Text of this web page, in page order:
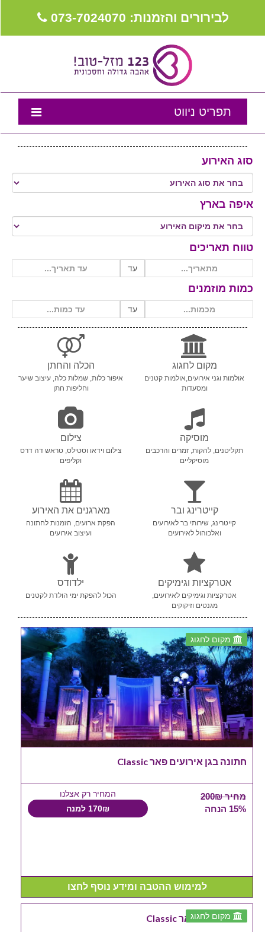
לבירורים והזמנות: 073-7024070
תפריט ניווט
דף הבית
נבחרת המומלצים
טיפים לאירוע
צור קשר
שירות אישי בקליק
סוג האירוע
איפה בארץ
טווח תאריכים
עד
כמות מוזמנים
עד
מקום לחגוג
אולמות וגני אירועים,אולמות קטנים
ומסעדות
הכלה והחתן
איפור כלות, שמלות כלה, עיצוב שיער
וחליפות חתן
מוסיקה
תקליטנים, להקות, זמרים והרכבים
מוסיקליים
צילום
צילום וידאו וסטילס, טראש דה דרס
וקליפים
קייטרינג ובר
קייטרינג, שירותי בר לאירועים
ואלכוהול לאירועים
מארגנים את האירוע
הפקת ארועים, הזמנות לחתונה
ועיצוב אירועים
אטרקציות וגימיקים
אטרקציות וגימיקים לאירועים,
מגנטים וזיקוקים
ילדודס
הכול להפקת ימי הולדת לקטנים
מקום לחגוג
חתונה בגן אירועים פאר Classic
מחיר 200₪
15% הנחה
המחיר רק אצלנו
170₪ למנה
למימוש ההטבה ומידע נוסף לחצו
מקום לחגוג
אירוע ערב בפאר Classic